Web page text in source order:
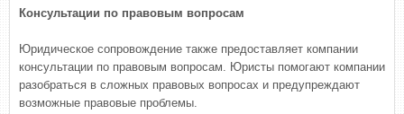
Консультации по правовым вопросам
Юридическое сопровождение также предоставляет компании
консультации по правовым вопросам. Юристы помогают компании
разобраться в сложных правовых вопросах и предупреждают
возможные правовые проблемы.